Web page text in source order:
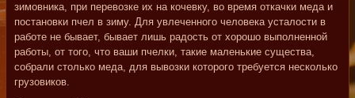
зимовника, при перевозке их на кочевку, во время откачки меда и
постановки пчел в зиму. Для увлеченного человека усталости в
работе не бывает, бывает лишь радость от хорошо выполненной
работы, от того, что ваши пчелки, такие маленькие существа,
собрали столько меда, для вывозки которого требуется несколько
грузовиков.